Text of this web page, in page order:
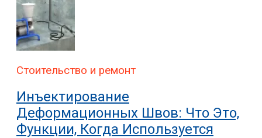
Стоительство и ремонт
Инъектирование
Деформационных Швов: Что Это,
Функции, Когда Используется